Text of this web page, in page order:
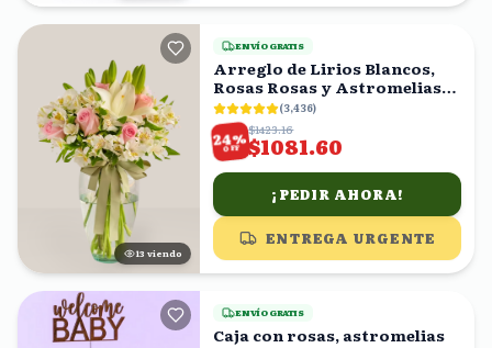
14 viendo
ENVÍO GRATIS
Arreglo de Lirios Blancos,
Rosas Rosas y Astromelias
en Florero
(3,436)
24%
OFF
$1423.16
$1081.60
¡PEDIR AHORA!
ENTREGA URGENTE
ENVÍO GRATIS
Caja con rosas, astromelias